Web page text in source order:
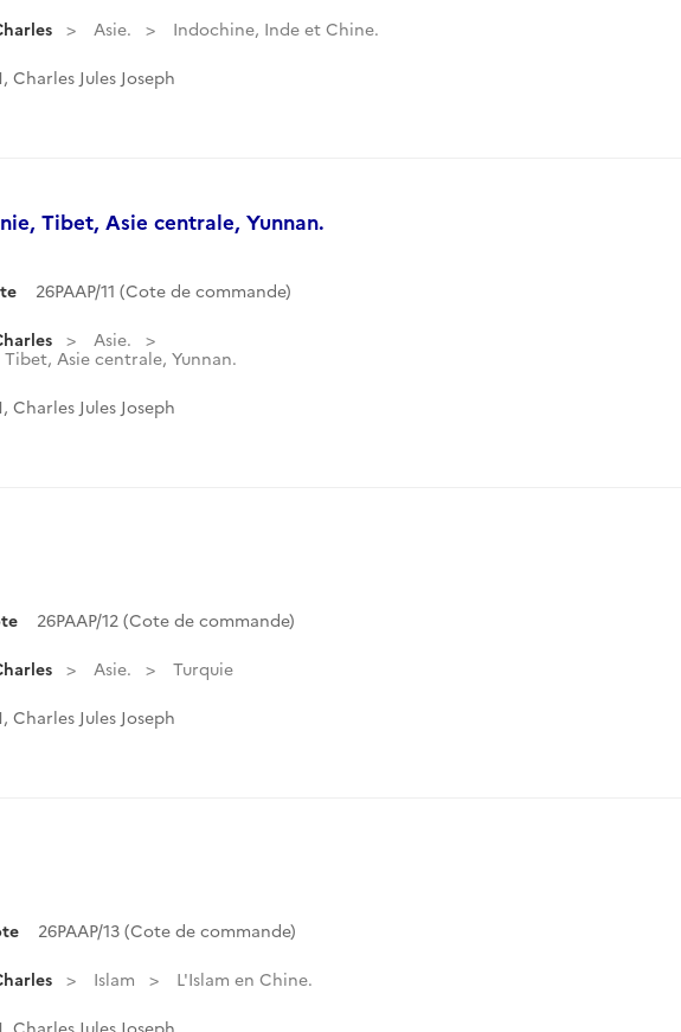
Asie. Indochine, Inde et Chine.
Charles Jules Joseph
Tibet, Asie centrale, Yunnan.
26PAAP/11 (Cote de commande)
Asie.
Asie centrale, Yunnan.
Charles Jules Joseph
26PAAP/12 (Cote de commande)
Asie. Turquie
Charles Jules Joseph
26PAAP/13 (Cote de commande)
Islam L'Islam en Chine.
Charles Jules Joseph